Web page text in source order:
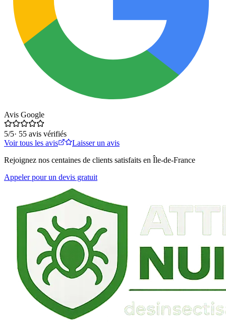
Avis Google
5/5· 55 avis vérifiés
Voir tous les avis
Laisser un avis
Rejoignez nos centaines de clients satisfaits en Île-de-France
Appeler pour un devis gratuit